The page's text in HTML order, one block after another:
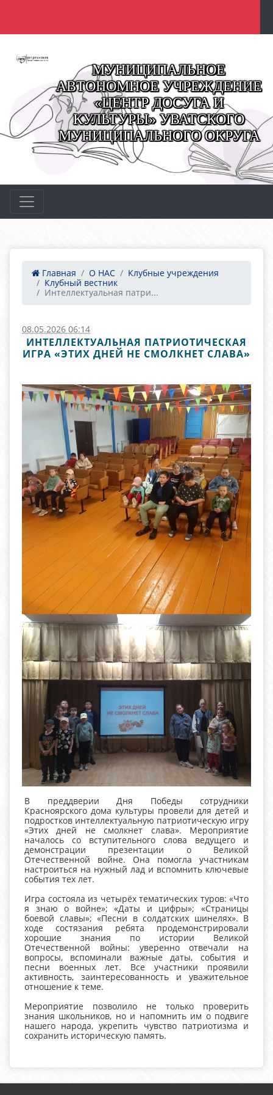
МУНИЦИПАЛЬНОЕ
АВТОНОМНОЕ УЧРЕЖДЕНИЕ
«ЦЕНТР ДОСУГА И
КУЛЬТУРЫ» УВАТСКОГО
МУНИЦИПАЛЬНОГО ОКРУГА
Главная О НАС
Клубные учреждения
Клубный вестник
Интеллектуальная патри...
08.05.2026 06:14
ИНТЕЛЛЕКТУАЛЬНАЯ ПАТРИОТИЧЕСКАЯ
ИГРА «ЭТИХ ДНЕЙ НЕ СМОЛКНЕТ СЛАВА»
В преддверии Дня Победы сотрудники
Красноярского дома культуры провели для детей и
подростков интеллектуальную патриотическую игру
«Этих дней не смолкнет слава». Мероприятие
началось со вступительного слова ведущего и
демонстрации презентации о Великой
Отечественной войне. Она помогла участникам
настроиться на нужный лад и вспомнить ключевые
события тех лет.
Игра состояла из четырёх тематических туров: «Что
я знаю о войне»; «Даты и цифры»; «Страницы
боевой славы»; «Песни в солдатских шинелях». В
ходе состязания ребята продемонстрировали
хорошие знания по истории Великой
Отечественной войны: уверенно отвечали на
вопросы, вспоминали важные даты, события и
песни военных лет. Все участники проявили
активность, заинтересованность и уважительное
отношение к теме.
Мероприятие позволило не только проверить
знания школьников, но и напомнить им о подвиге
нашего народа, укрепить чувство патриотизма и
сохранить историческую память.